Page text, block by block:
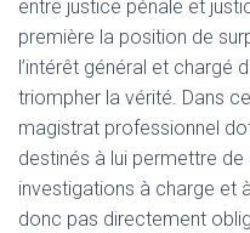
entre justice pénale et
première la position de
l’intérêt général et chargé
triompher la vérité. Dans
magistrat professionnel
destinés à lui permettre
investigations à charge et
donc pas directement